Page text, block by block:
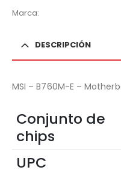
Marca:
DESCRIPCIÓN
MSI – B760M-E –
Conjunto de
chips
UPC